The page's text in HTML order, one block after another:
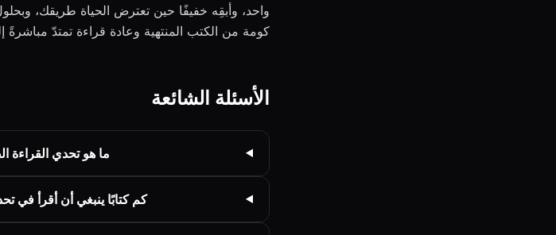
واحد، وأبقِه خفيفًا حين تعترض الحياة طريقك،
كومة من الكتب المنتهية وعادة قراءة تمتدّ مباشرةً
الأسئلة الشائعة
ما هو تحدي القراءة
كم كتابًا ينبغي أن أقرأ في